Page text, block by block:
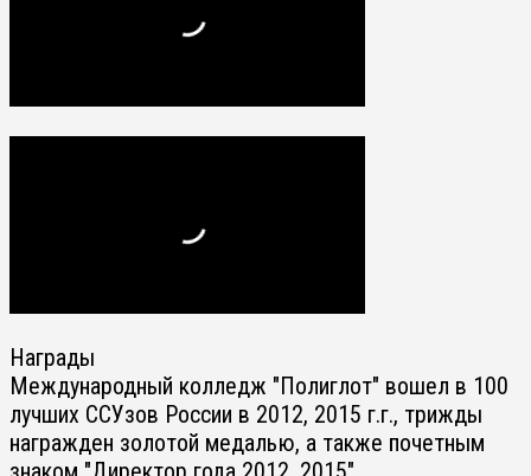
Награды
Международный колледж "Полиглот" вошел в 100
лучших ССУзов России в 2012, 2015 г.г., трижды
награжден золотой медалью, а также почетным